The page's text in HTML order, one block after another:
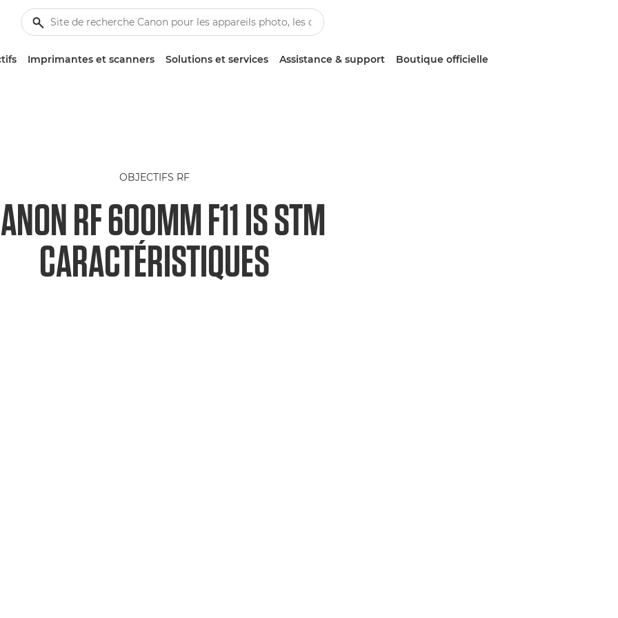
Imprimantes et scanners Solutions et services Assistance & support Boutique officielle
OBJECTIFS RF
RF 600MM F11 IS STM
CARACTÉRISTIQUES